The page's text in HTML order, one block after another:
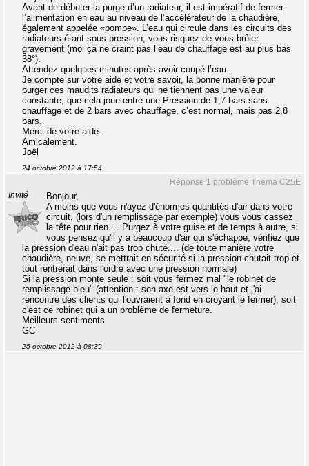
Avant de débuter la purge d’un radiateur, il est impératif de fermer
l’alimentation en eau au niveau de l’accélérateur de la chaudière,
également appelée «pompe». L’eau qui circule dans les circuits des
radiateurs étant sous pression, vous risquez de vous brûler
gravement (moi ça ne craint pas l’eau de chauffage est au plus bas
38°).
Attendez quelques minutes après avoir coupé l’eau.
Je compte sur votre aide et votre savoir, la bonne manière pour
purger ces maudits radiateurs qui ne tiennent pas une valeur
constante, que cela joue entre une Pression de 1,7 bars sans
chauffage et de 2 bars avec chauffage, c’est normal, mais pas 2,8
bars.
Merci de votre aide.
Amicalement.
Joël
24 octobre 2012 à 17:54
Réponse 1 problème Thema C25E
Invité
Bonjour,
A moins que vous n'ayez d'énormes quantités d'air dans votre
circuit, (lors d'un remplissage par exemple) vous vous cassez
la tête pour rien.... Purgez à votre guise et de temps à autre, si
vous pensez qu'il y a beaucoup d'air qui s'échappe, vérifiez que
la pression d'eau n'ait pas trop chuté.... (de toute manière votre
chaudière, neuve, se mettrait en sécurité si la pression chutait trop et
tout rentrerait dans l'ordre avec une pression normale)
Si la pression monte seule : soit vous fermez mal "le robinet de
remplissage bleu" (attention : son axe est vers le haut et j'ai
rencontré des clients qui l'ouvraient à fond en croyant le fermer), soit
c'est ce robinet qui a un problème de fermeture.
Meilleurs sentiments
GC
25 octobre 2012 à 08:39